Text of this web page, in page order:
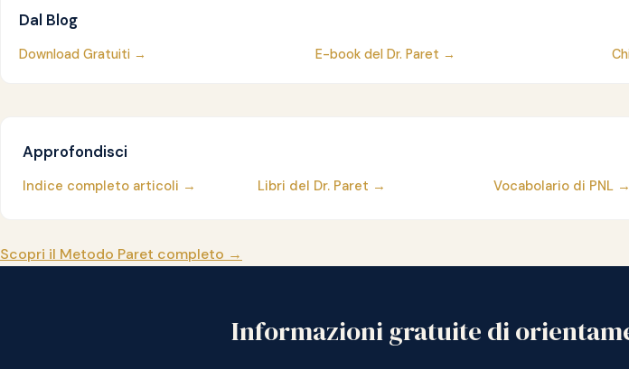
Dal Blog
Download Gratuiti → E-book del Dr. Paret →
Approfondisci
Indice completo articoli → Libri del Dr. Paret → Vocabolario di PNL →
Scopri il Metodo Paret completo →
Informazioni gratuite di